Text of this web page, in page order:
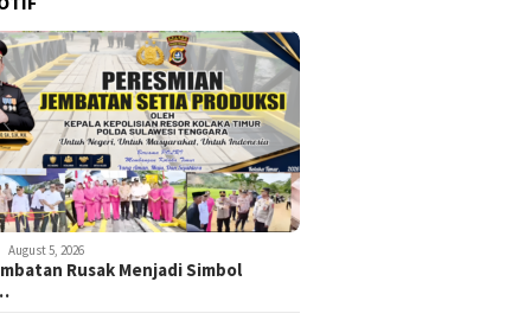
Perdagangan,
Pembangunan
Melalui APBN
Bersama Pemda Koltim
Resmikan Jembatan Produksi
Penghubung Kec.Loea dan
Kec.Ladongi
August 5, 2026
Rusak Menjadi Simbol